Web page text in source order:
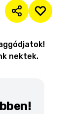
nektek.